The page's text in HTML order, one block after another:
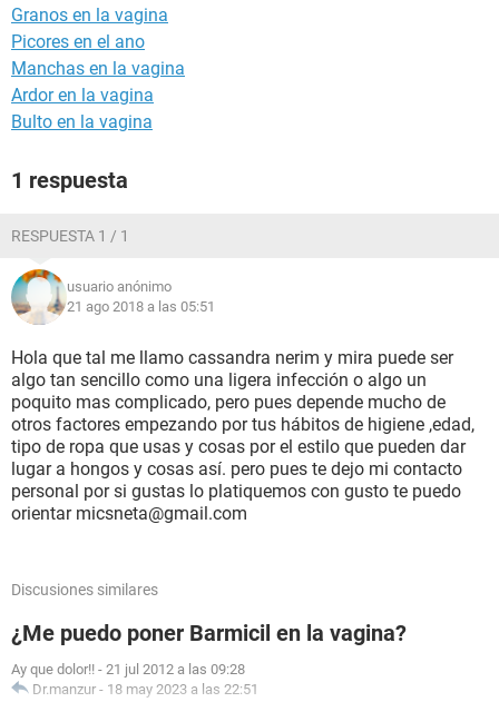
Granos en la vagina
Picores en el ano
Manchas en la vagina
Ardor en la vagina
Bulto en la vagina
1 respuesta
RESPUESTA 1 / 1
usuario anónimo
21 ago 2018 a las 05:51
Hola que tal me llamo cassandra nerim y mira puede ser
algo tan sencillo como una ligera infección o algo un
poquito mas complicado, pero pues depende mucho de
otros factores empezando por tus hábitos de higiene ,edad,
tipo de ropa que usas y cosas por el estilo que pueden dar
lugar a hongos y cosas así. pero pues te dejo mi contacto
personal por si gustas lo platiquemos con gusto te puedo
orientar micsneta@gmail.com
Discusiones similares
¿Me puedo poner Barmicil en la vagina?
Ay que dolor!! - 21 jul 2012 a las 09:28
Dr.manzur - 18 may 2023 a las 22:51